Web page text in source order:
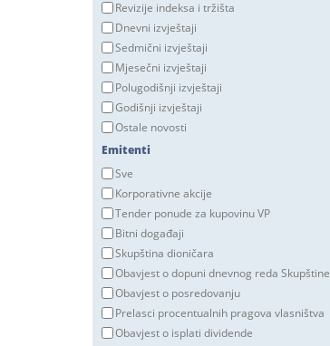
Revizije indeksa i tržišta
Dnevni izvještaji
Sedmični izvještaji
Mjesečni izvještaji
Polugodišnji izvještaji
Godišnji izvještaji
Ostale novosti
Emitenti
Sve
Korporativne akcije
Tender ponude za kupovinu VP
Bitni događaji
Skupština dioničara
Obavjest o dopuni dnevnog reda Skupštine
Obavjest o posredovanju
Prelasci procentualnih pragova vlasništva
Obavjest o isplati dividende